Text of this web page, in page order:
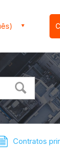
Contratos